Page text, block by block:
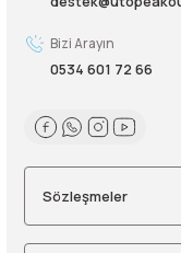
Bizi Arayın
0534 601 72 66
Sözleşmeler